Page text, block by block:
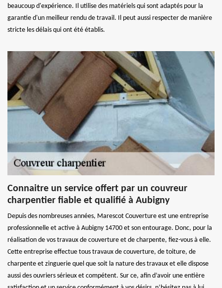
beaucoup d'expérience. Il utilise des matériels qui sont adaptés pour la
garantie d'un meilleur rendu de travail. Il peut aussi respecter de manière
stricte les délais qui ont été établis.
Connaitre un service offert par un couvreur
charpentier fiable et qualifié à Aubigny
Depuis des nombreuses années, Marescot Couverture est une entreprise
professionnelle et active à Aubigny 14700 et son entourage. Donc, pour la
réalisation de vos travaux de couverture et de charpente, fiez-vous à elle.
Cette entreprise effectue tous travaux de couverture, de toiture, de
charpente et zinguerie quel que soit la nature des travaux et elle dispose
aussi des ouvriers sérieux et compétent. Sur ce, afin d’avoir une entière